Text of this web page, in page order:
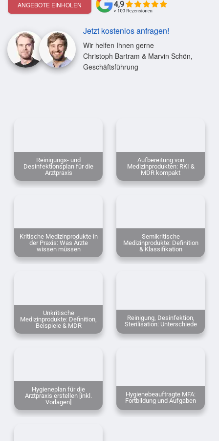
ANGEBOTE EINHOLEN
Jetzt kostenlos anfragen!
Wir helfen Ihnen gerne
Christoph Bartram & Marvin Schön,
Geschäftsführung
Reinigungs- und
Desinfektionsplan für die
Arztpraxis
Aufbereitung von
Medizinprodukten: RKI &
MDR kompakt
Kritische Medizinprodukte in
der Praxis: Was Ärzte
wissen müssen
Semikritische
Medizinprodukte: Definition
& Klassifikation
Unkritische
Medizinprodukte: Definition,
Beispiele & MDR
Reinigung, Desinfektion,
Sterilisation: Unterschiede
Hygieneplan für die
Arztpraxis erstellen [inkl.
Vorlagen]
Hygienebeauftragte MFA:
Fortbildung und Aufgaben